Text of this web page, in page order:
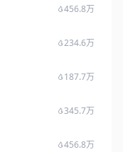
456.8万
234.6万
187.7万
345.7万
456.8万